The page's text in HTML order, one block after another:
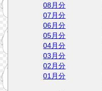
08月分
07月分
06月分
05月分
04月分
03月分
02月分
01月分